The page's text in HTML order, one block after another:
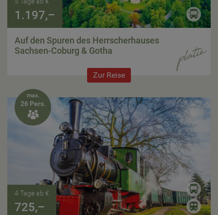
1.197,–
Auf den Spuren des Herrscherhauses
Sachsen-Coburg & Gotha
Zur Reise
max.
26 Pers.

4 Tage ab €
725,–